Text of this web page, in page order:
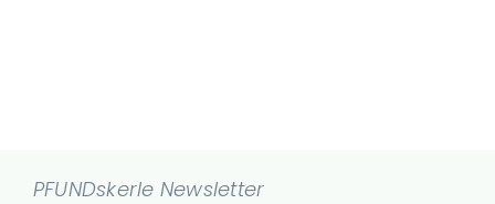
PFUNDskerle Newsletter